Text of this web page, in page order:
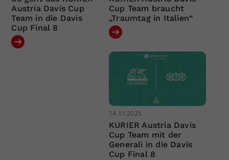
Austria Davis Cup
Team in die Davis
Cup Final 8
Cup Team braucht
„Traumtag in Italien“
14.11.2025
KURIER Austria Davis
Cup Team mit der
Generali in die Davis
Cup Final 8